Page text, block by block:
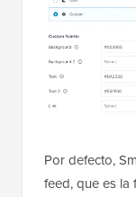
Por defecto,
feed, que es